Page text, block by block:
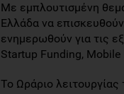
Με εμπλουτισμένη
Ελλάδα να
ενημερωθούν για τις
Startup Funding,
Το Ωράριο λειτουργίας